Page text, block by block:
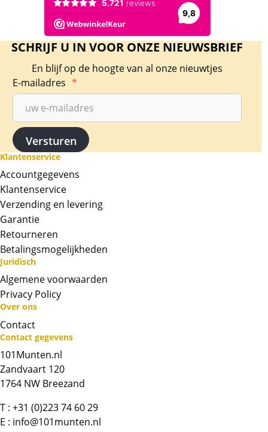
Chat met ons
Whatsapp ons!
Bel ons
SCHRIJF U IN VOOR ONZE NIEUWSBRIEF
En blijf op de hoogte van al onze nieuwtjes
E-mailadres *
Klantenservice
Accountgegevens
Klantenservice
Verzending en levering
Garantie
Retourneren
Betalingsmogelijkheden
Juridisch
Algemene voorwaarden
Privacy Policy
Over ons
Contact
Contact gegevens
101Munten.nl
Zandvaart 120
1764 NW Breezand
T : +31 (0)223 74 60 29
E : info@101munten.nl